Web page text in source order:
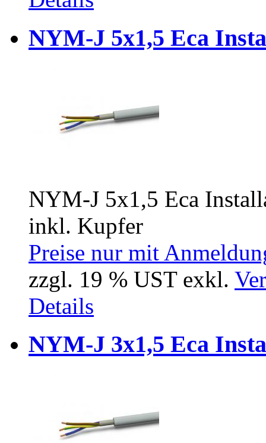
NYM-J 5x1,5 Eca
NYM-J 5x1,5 Eca
inkl. Kupfer
Preise nur mit
zzgl. 19 % UST exkl.
Details
NYM-J 3x1,5 Eca